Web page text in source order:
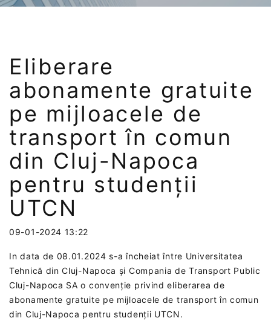
Eliberare
abonamente gratuite
pe mijloacele de
transport în comun
din Cluj-Napoca
pentru studenții
UTCN
09-01-2024 13:22
In data de 08.01.2024 s-a încheiat între Universitatea
Tehnică din Cluj-Napoca și Compania de Transport Public
Cluj-Napoca SA o convenție privind eliberarea de
abonamente gratuite pe mijloacele de transport în comun
din Cluj-Napoca pentru studenții UTCN.